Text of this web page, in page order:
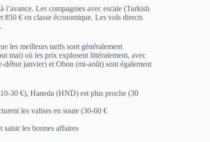
Les compagnies avec escale (Turkish
€ en classe économique. Les vols directs
les meilleurs tarifs sont généralement
mai) où les prix explosent littéralement, avec
janvier) et Obon (mi-août) sont également
30 €), Haneda (HND) est plus proche (30
les valises en soute (30-60 €
saisir les bonnes affaires